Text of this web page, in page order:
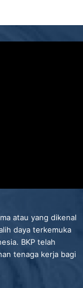
atau yang dikenal
daya terkemuka
BKP telah
tenaga kerja bagi